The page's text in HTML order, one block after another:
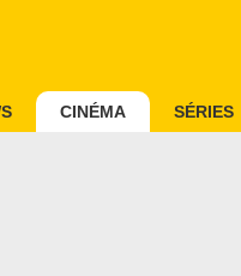
CINÉMA SÉRIES